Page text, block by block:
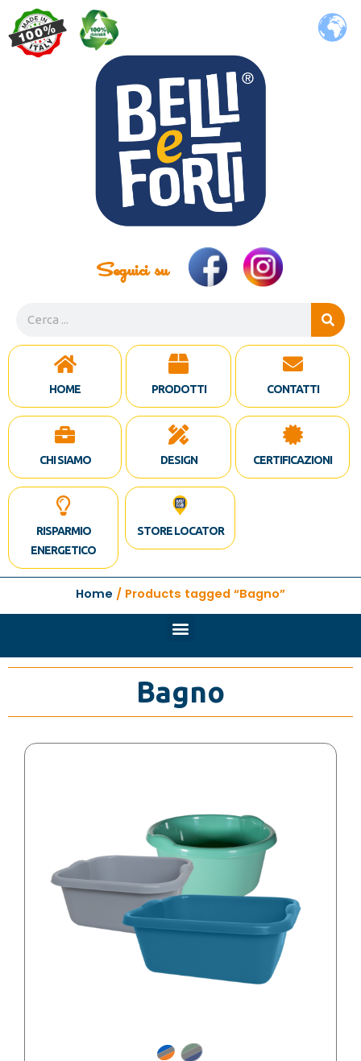
Seguici su
HOME
CHI SIAMO
PRODOTTI
DESIGN
CONTATTI
CERTIFICAZIONI
RISPARMIO
ENERGETICO
STORE LOCATOR
Home / Products tagged “Bagno”
Bagno